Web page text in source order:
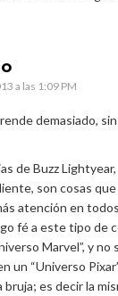
a las 1:09 PM
demasiado,
de Buzz
son cosas
atención en
fé a este tipo de
Marvel”, y no
un “Universo
es decir la